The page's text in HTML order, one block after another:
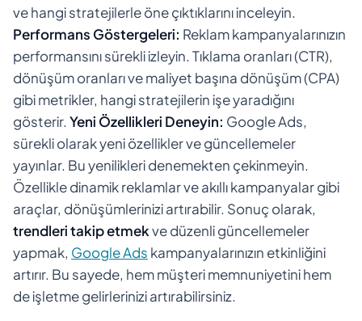
ve hangi stratejilerle öne çıktıklarını inceleyin.
Performans Göstergeleri: Reklam kampanyalarınızın
performansını sürekli izleyin. Tıklama oranları (CTR),
dönüşüm oranları ve maliyet başına dönüşüm (CPA)
gibi metrikler, hangi stratejilerin işe yaradığını
gösterir. Yeni Özellikleri Deneyin: Google Ads,
sürekli olarak yeni özellikler ve güncellemeler
yayınlar. Bu yenilikleri denemekten çekinmeyin.
Özellikle dinamik reklamlar ve akıllı kampanyalar gibi
araçlar, dönüşümlerinizi artırabilir. Sonuç olarak,
trendleri takip etmekve düzenli güncellemeler
yapmak, Google Ads kampanyalarınızın etkinliğini
artırır. Bu sayede, hem müşteri memnuniyetini hem
de işletme gelirlerinizi artırabilirsiniz.